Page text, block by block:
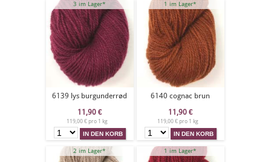
3 im Lager*
6139 lys burgunderrød
11,90 €
119,00 € pro 1 kg
1 im Lager*
6140 cognac brun
11,90 €
119,00 € pro 1 kg
2 im Lager* 1 im Lager*